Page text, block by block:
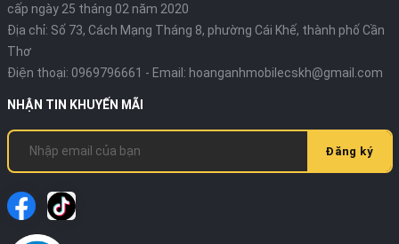
cấp ngày 25 tháng 02 năm 2020
Địa chỉ: Số 73, Cách Mạng Tháng 8, phường Cái Khế, thành phố Cần
Thơ
Điện thoại: 0969796661 - Email: hoanganhmobilecskh@gmail.com
NHẬN TIN KHUYẾN MÃI
Đăng ký